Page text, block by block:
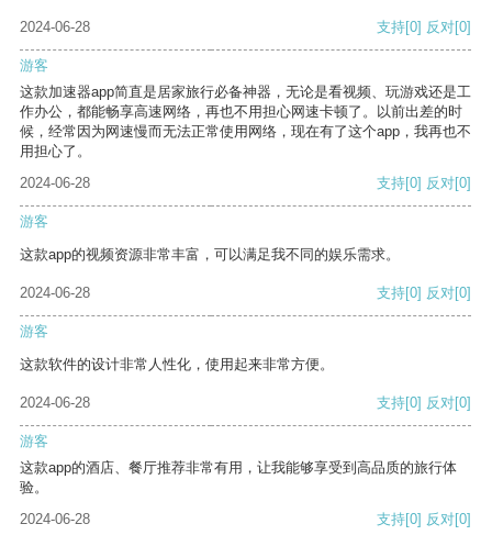
2024-06-28 支持[0] 反对[0]
游客
这款加速器app简直是居家旅行必备神器，无论是看视频、玩游戏还是工
作办公，都能畅享高速网络，再也不用担心网速卡顿了。以前出差的时
候，经常因为网速慢而无法正常使用网络，现在有了这个app，我再也不
用担心了。
2024-06-28
支持[0] 反对[0]
游客
这款app的视频资源非常丰富，可以满足我不同的娱乐需求。
2024-06-28 支持[0] 反对[0]
游客
这款软件的设计非常人性化，使用起来非常方便。
2024-06-28 支持[0] 反对[0]
游客
这款app的酒店、餐厅推荐非常有用，让我能够享受到高品质的旅行体
验。
2024-06-28
支持[0] 反对[0]